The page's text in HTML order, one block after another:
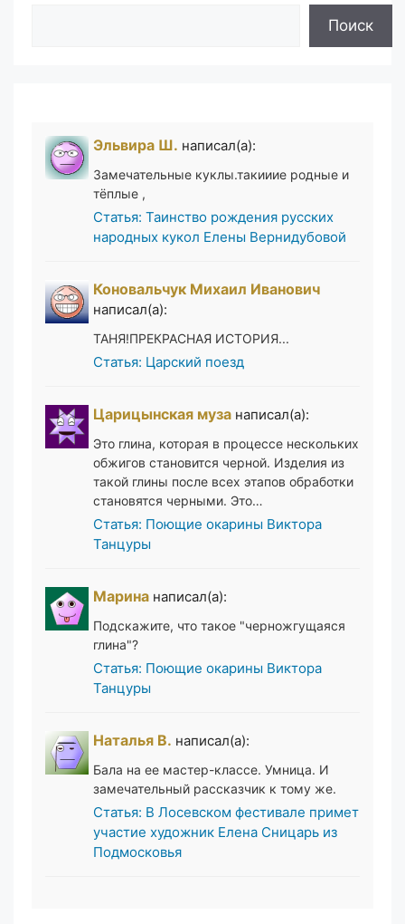
Поиск
Эльвира Ш. написал(а):
Замечательные куклы.такииие родные и
тёплые ,
Статья: Таинство рождения русских
народных кукол Елены Вернидубовой
Коновальчук Михаил Иванович
написал(а):
ТАНЯ!ПРЕКРАСНАЯ ИСТОРИЯ...
Статья: Царский поезд
Царицынская муза написал(а):
Это глина, которая в процессе нескольких
обжигов становится черной. Изделия из
такой глины после всех этапов обработки
становятся черными. Это…
Статья: Поющие окарины Виктора
Танцуры
Марина написал(а):
Подскажите, что такое "черножгущаяся
глина"?
Статья: Поющие окарины Виктора
Танцуры
Наталья В. написал(а):
Бала на ее мастер-классе. Умница. И
замечательный рассказчик к тому же.
Статья: В Лосевском фестивале примет
участие художник Елена Сницарь из
Подмосковья